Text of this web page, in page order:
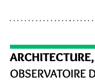
OBSERVATOIRE